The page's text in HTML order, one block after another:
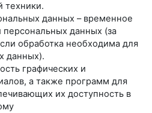
техники.
данных – временное
данных (за
обработка необходима для
данных).
графических и
а также программ для
их доступность в